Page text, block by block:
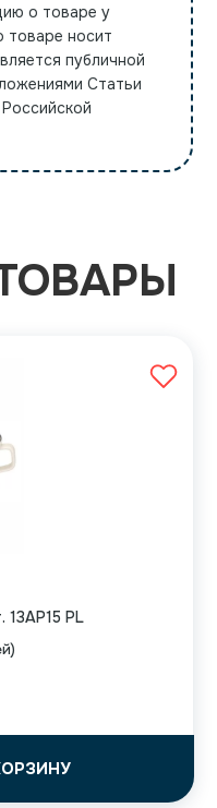
о товаре у
носит
публичной
Статьи
PL